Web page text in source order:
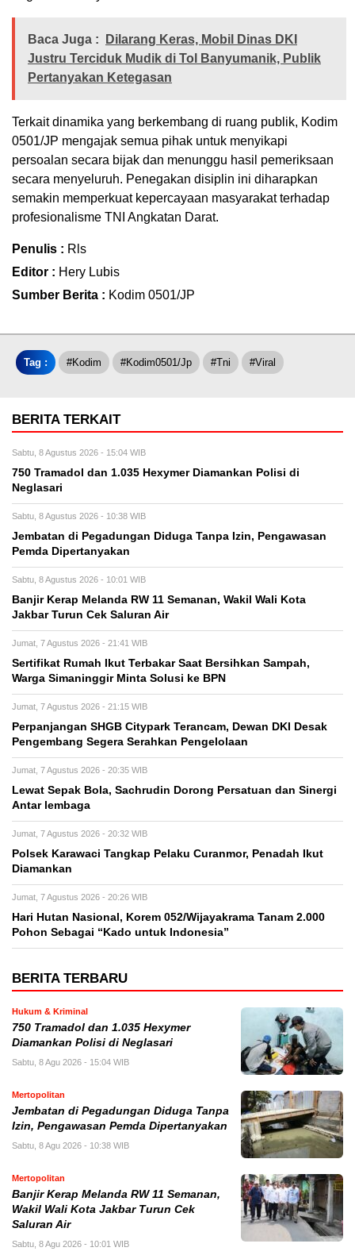
Baca Juga :
Dilarang Keras, Mobil Dinas DKI
Justru Terciduk Mudik di Tol Banyumanik, Publik
Pertanyakan Ketegasan
Terkait dinamika yang berkembang di ruang publik, Kodim
0501/JP mengajak semua pihak untuk menyikapi
persoalan secara bijak dan menunggu hasil pemeriksaan
secara menyeluruh. Penegakan disiplin ini diharapkan
semakin memperkuat kepercayaan masyarakat terhadap
profesionalisme TNI Angkatan Darat.
Penulis : Rls
Editor : Hery Lubis
Sumber Berita : Kodim 0501/JP
Tag : #kodim #kodim0501/jp #tni #viral
BERITA TERKAIT
Sabtu, 8 Agustus 2026 - 15:04 WIB
750 Tramadol dan 1.035 Hexymer Diamankan Polisi di
Neglasari
Sabtu, 8 Agustus 2026 - 10:38 WIB
Jembatan di Pegadungan Diduga Tanpa Izin, Pengawasan
Pemda Dipertanyakan
Sabtu, 8 Agustus 2026 - 10:01 WIB
Banjir Kerap Melanda RW 11 Semanan, Wakil Wali Kota
Jakbar Turun Cek Saluran Air
Jumat, 7 Agustus 2026 - 21:41 WIB
Sertifikat Rumah Ikut Terbakar Saat Bersihkan Sampah,
Warga Simaninggir Minta Solusi ke BPN
Jumat, 7 Agustus 2026 - 21:15 WIB
Perpanjangan SHGB Citypark Terancam, Dewan DKI Desak
Pengembang Segera Serahkan Pengelolaan
Jumat, 7 Agustus 2026 - 20:35 WIB
Lewat Sepak Bola, Sachrudin Dorong Persatuan dan Sinergi
Antar lembaga
Jumat, 7 Agustus 2026 - 20:32 WIB
Polsek Karawaci Tangkap Pelaku Curanmor, Penadah Ikut
Diamankan
Jumat, 7 Agustus 2026 - 20:26 WIB
Hari Hutan Nasional, Korem 052/Wijayakrama Tanam 2.000
Pohon Sebagai “Kado untuk Indonesia”
BERITA TERBARU
Hukum & Kriminal
750 Tramadol dan 1.035 Hexymer
Diamankan Polisi di Neglasari
Sabtu, 8 Agu 2026 - 15:04 WIB
Mertopolitan
Jembatan di Pegadungan Diduga Tanpa
Izin, Pengawasan Pemda Dipertanyakan
Sabtu, 8 Agu 2026 - 10:38 WIB
Mertopolitan
Banjir Kerap Melanda RW 11 Semanan,
Wakil Wali Kota Jakbar Turun Cek
Saluran Air
Sabtu, 8 Agu 2026 - 10:01 WIB